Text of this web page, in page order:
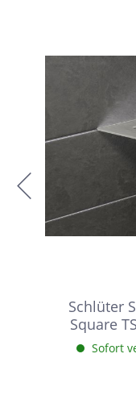
Schlüter
Square
Sofort